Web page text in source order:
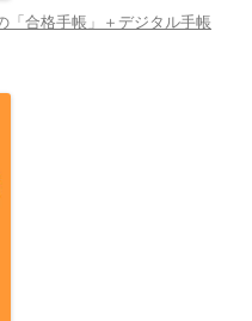
合格手帳」＋デジタル手帳